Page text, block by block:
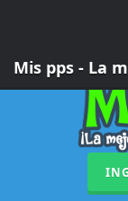
Mis pps - La